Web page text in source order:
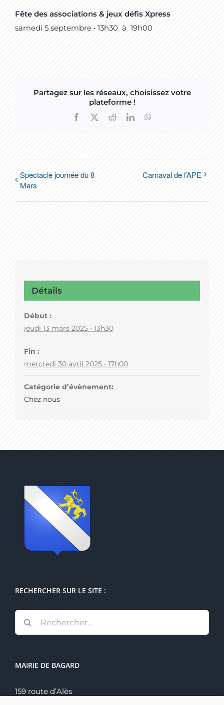
Fête des associations & jeux défis Xpress
samedi 5 septembre • 13h30 à 19h00
Partagez sur les réseaux, choisissez votre
plateforme !
Facebook RedditLinkedIn
Spectacle journée du 8
Mars
Carnaval de l’APE
Détails
Début :
jeudi 13 mars 2025 • 13h30
Fin :
mercredi 30 avril 2025 • 17h00
Catégorie d’évènement:
Chez nous
RECHERCHER SUR LE SITE :
MAIRIE DE BAGARD
159 route d’Alès